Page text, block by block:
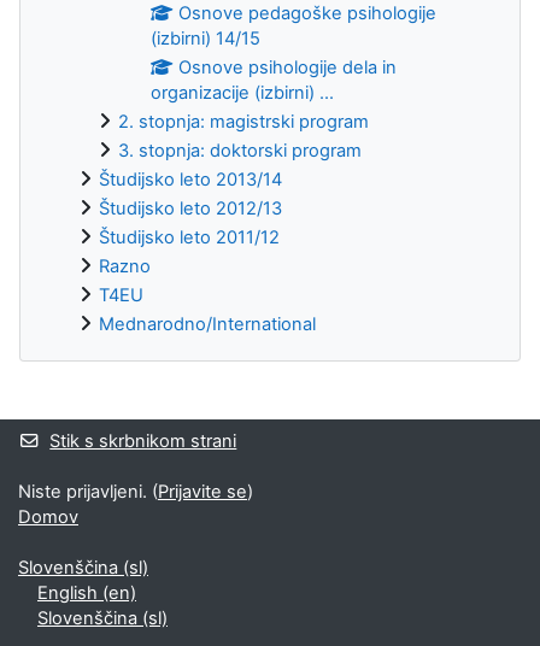
Osnove pedagoške psihologije
(izbirni) 14/15
Osnove psihologije dela in
organizacije (izbirni) ...
2. stopnja: magistrski program
3. stopnja: doktorski program
Študijsko leto 2013/14
Študijsko leto 2012/13
Študijsko leto 2011/12
Razno
T4EU
Mednarodno/International
Supplementary blocks
Stik s skrbnikom strani
Niste prijavljeni. (Prijavite se)
Domov
Slovenščina ‎(sl)‎
English ‎(en)‎
Slovenščina ‎(sl)‎